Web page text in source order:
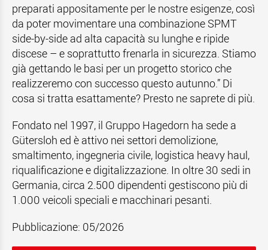
preparati appositamente per le nostre esigenze, così
da poter movimentare una combinazione SPMT
side-by-side ad alta capacità su lunghe e ripide
discese – e soprattutto frenarla in sicurezza. Stiamo
già gettando le basi per un progetto storico che
realizzeremo con successo questo autunno.” Di
cosa si tratta esattamente? Presto ne saprete di più.
Fondato nel 1997, il Gruppo Hagedorn ha sede a
Gütersloh ed è attivo nei settori demolizione,
smaltimento, ingegneria civile, logistica heavy haul,
riqualificazione e digitalizzazione. In oltre 30 sedi in
Germania, circa 2.500 dipendenti gestiscono più di
1.000 veicoli speciali e macchinari pesanti.
Pubblicazione: 05/2026